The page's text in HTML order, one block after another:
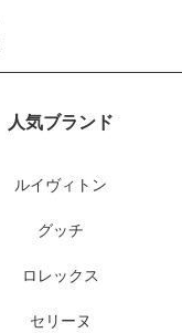
人気ブランド
ルイヴィトン
グッチ
ロレックス
セリーヌ